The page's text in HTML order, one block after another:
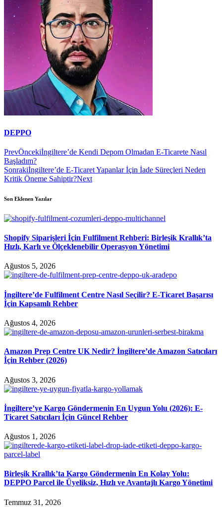
DEPPO
PrevÖncekiİngiltere’de Kendi Depom Olmadan E-Ticarete Nasıl
Başladım?
Sonrakiİngiltere’de E-Ticaret Yapanlar İçin İade Süreçleri Neden
Kritik Öneme Sahiptir?Next
Son Eklenen Yazılar
Shopify Siparişleri İçin Fulfilment Rehberi: Birleşik Krallık’ta
Hızlı, Karlı ve Ölçeklenebilir Operasyon Yönetimi
Ağustos 5, 2026
İngiltere’de Fulfilment Centre Nasıl Seçilir? E-Ticaret Başarısı
İçin Kapsamlı Rehber
Ağustos 4, 2026
Amazon Prep Centre UK Nedir? İngiltere’de Amazon Satıcıları
İçin Rehber (2026)
Ağustos 3, 2026
İngiltere’ye Kargo Göndermenin En Uygun Yolu (2026): E-
Ticaret Satıcıları İçin Güncel Rehber
Ağustos 1, 2026
Birleşik Krallık’ta Kargo Göndermenin En Kolay Yolu:
DEPPO Parcel ile Üyeliksiz, Hızlı ve Avantajlı Kargo Yönetimi
Temmuz 31, 2026